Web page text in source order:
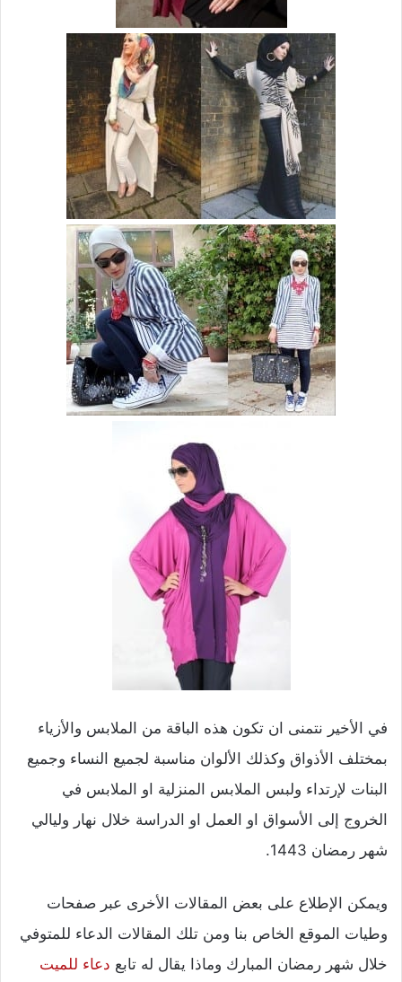
في الأخير نتمنى ان تكون هذه الباقة من الملابس والأزياء
بمختلف الأذواق وكذلك الألوان مناسبة لجميع النساء وجميع
البنات لإرتداء ولبس الملابس المنزلية او الملابس في
الخروج إلى الأسواق او العمل او الدراسة خلال نهار وليالي
شهر رمضان 1443.
ويمكن الإطلاع على بعض المقالات الأخرى عبر صفحات
وطيات الموقع الخاص بنا ومن تلك المقالات الدعاء للمتوفي
خلال شهر رمضان المبارك وماذا يقال له تابع دعاء للميت